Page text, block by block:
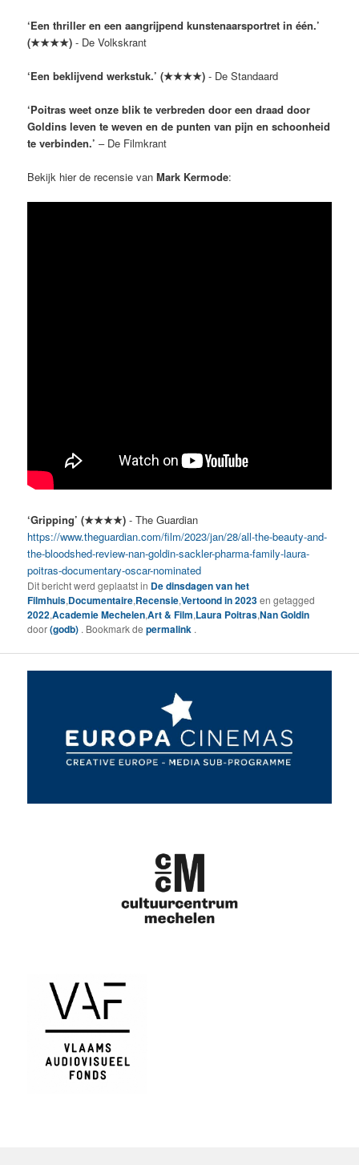
‘Een thriller en een aangrijpend kunstenaarsportret in één.’
(★★★★)- De Volkskrant
‘Een beklijvend werkstuk.’ (★★★★)- De Standaard
‘Poitras weet onze blik te verbreden door een draad door
Goldins leven te weven en de punten van pijn en schoonheid
te verbinden.’ – De Filmkrant
Bekijk hier de recensie vanMark Kermode:
‘Gripping’(★★★★)- The Guardian
https://www.theguardian.com/film/2023/jan/28/all-the-beauty-and-
the-bloodshed-review-nan-goldin-sackler-pharma-family-laura-
poitras-documentary-oscar-nominated
Dit bericht werd geplaatst in De dinsdagen van het
Filmhuis,Documentaire,Recensie,Vertoond in 2023en getagged
2022,Academie Mechelen,Art & Film,Laura Poitras,Nan Goldin
door(godb) . Bookmark depermalink .